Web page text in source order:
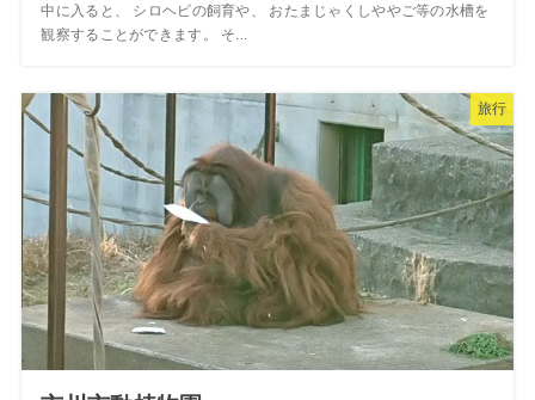
中に入ると、 シロヘビの飼育や、 おたまじゃくしややご等の水槽を
観察することができます。 そ...
旅行